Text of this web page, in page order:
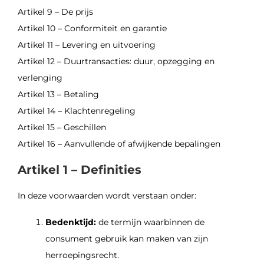
Artikel 9 – De prijs
Artikel 10 – Conformiteit en garantie
Artikel 11 – Levering en uitvoering
Artikel 12 – Duurtransacties: duur, opzegging en
verlenging
Artikel 13 – Betaling
Artikel 14 – Klachtenregeling
Artikel 15 – Geschillen
Artikel 16 – Aanvullende of afwijkende bepalingen
Artikel 1 – Definities
In deze voorwaarden wordt verstaan onder:
Bedenktijd: de termijn waarbinnen de
consument gebruik kan maken van zijn
herroepingsrecht.